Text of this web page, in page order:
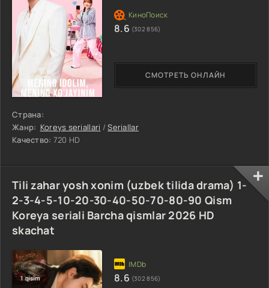
Страна:
Жанр: Koreys seriallari /Seriallar
Качество: 720 HD
СМОТРЕТЬ ОНЛАЙН
8.6 (302 856)
Tili zahar yosh xonim (uzbek tilida drama) 1-
2-3-4-5-10-20-30-40-50-70-80-90 Qism
Koreya seriali Barcha qismlar 2026 HD
skachat
8.6 (302 856)